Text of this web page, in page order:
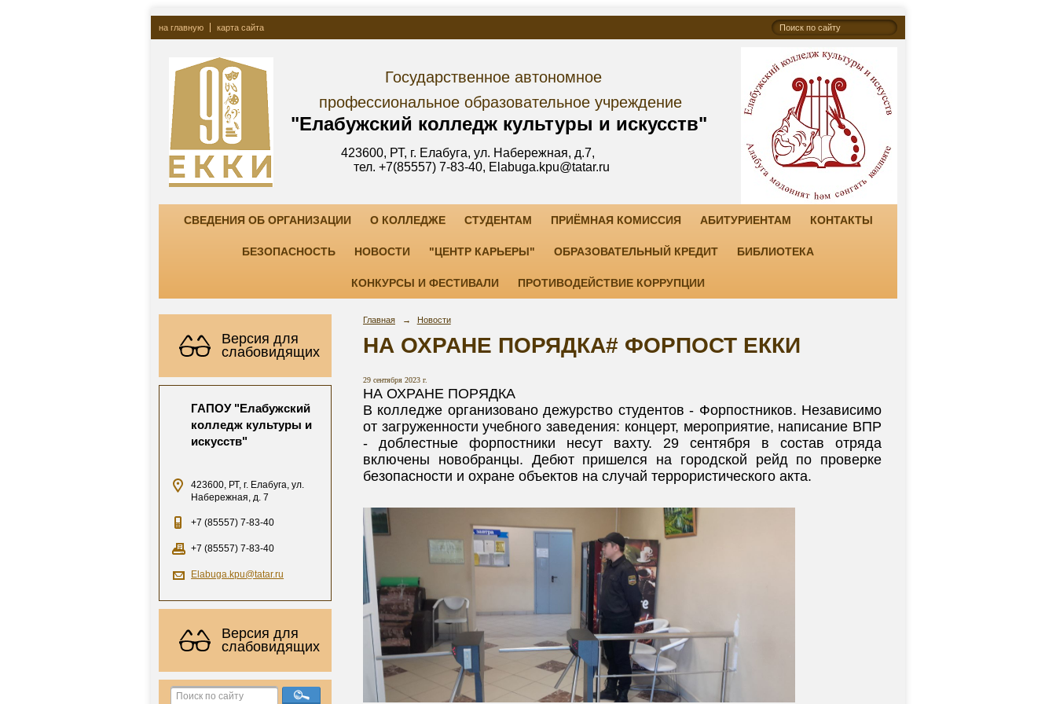
на главную карта сайта
Государственное автономное
профессиональное образовательное учреждение
"Елабужский колледж культуры и искусств"
423600, РТ, г. Елабуга, ул. Набережная, д.7,
тел. +7(85557) 7-83-40, Elabuga.kpu@tatar.ru
СВЕДЕНИЯ ОБ ОРГАНИЗАЦИИ О КОЛЛЕДЖЕ СТУДЕНТАМ ПРИЁМНАЯ КОМИССИЯ АБИТУРИЕНТАМ КОНТАКТЫ
БЕЗОПАСНОСТЬ НОВОСТИ "ЦЕНТР КАРЬЕРЫ" ОБРАЗОВАТЕЛЬНЫЙ КРЕДИТ БИБЛИОТЕКА
КОНКУРСЫ И ФЕСТИВАЛИ ПРОТИВОДЕЙСТВИЕ КОРРУПЦИИ
Версия для
слабовидящих
ГАПОУ "Елабужский
колледж культуры и
искусств"
423600, РТ, г. Елабуга, ул.
Набережная, д. 7
+7 (85557) 7-83-40
+7 (85557) 7-83-40
Elabuga.kpu@tatar.ru
Версия для
слабовидящих
Главная → Новости
НА ОХРАНЕ ПОРЯДКА# ФОРПОСТ ЕККИ
29 сентября 2023 г.
НА ОХРАНЕ ПОРЯДКА
В колледже организовано дежурство студентов - Форпостников. Независимо
от загруженности учебного заведения: концерт, мероприятие, написание ВПР
- доблестные форпостники несут вахту. 29 сентября в состав отряда
включены новобранцы. Дебют пришелся на городской рейд по проверке
безопасности и охране объектов на случай террористического акта.